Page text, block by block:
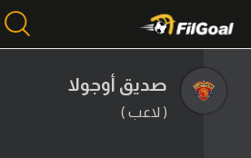
صديق أوجولا
( لاعب )